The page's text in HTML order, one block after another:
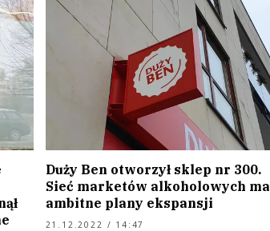
Duży Ben otworzył sklep nr 300.
Sieć marketów alkoholowych ma
ambitne plany ekspansji
21.12.2022 / 14:47